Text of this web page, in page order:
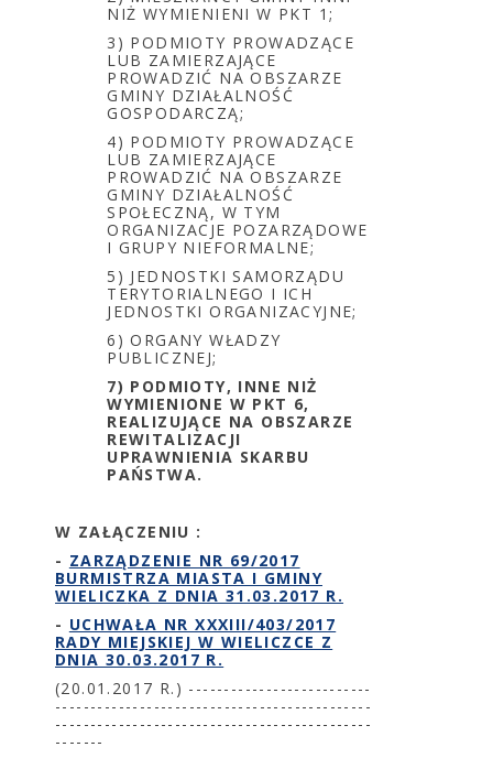
NIŻ WYMIENIENI W PKT 1;
3) PODMIOTY PROWADZĄCE
LUB ZAMIERZAJĄCE
PROWADZIĆ NA OBSZARZE
GMINY DZIAŁALNOŚĆ
GOSPODARCZĄ;
4) PODMIOTY PROWADZĄCE
LUB ZAMIERZAJĄCE
PROWADZIĆ NA OBSZARZE
GMINY DZIAŁALNOŚĆ
SPOŁECZNĄ, W TYM
ORGANIZACJE POZARZĄDOWE
I GRUPY NIEFORMALNE;
5) JEDNOSTKI SAMORZĄDU
TERYTORIALNEGO I ICH
JEDNOSTKI ORGANIZACYJNE;
6) ORGANY WŁADZY
PUBLICZNEJ;
7) PODMIOTY, INNE NIŻ
WYMIENIONE W PKT 6,
REALIZUJĄCE NA OBSZARZE
REWITALIZACJI
UPRAWNIENIA SKARBU
PAŃSTWA.
W ZAŁĄCZENIU :
- ZARZĄDZENIE NR 69/2017
BURMISTRZA MIASTA I GMINY
WIELICZ KA Z DNIA 31.03.2017 R.
- UCHWAŁA NR XXXIII/403/2017
RADY MIEJSKIEJ W WIELICZCE Z
DNIA 30.03.2017 R.
(20.01.2017 R.) --------------------------
---------------------------------------------
---------------------------------------------
-------